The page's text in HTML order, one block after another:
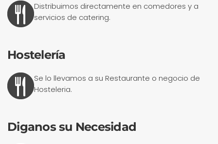
Distribuimos directamente en comedores y a
servicios de catering.
Hostelería
Se lo llevamos a su Restaurante o negocio de
Hosteleria.
Diganos su Necesidad